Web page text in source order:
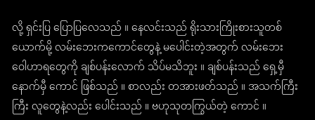
လို့ ရှင်းပြ ပြောပြလေသည် ။ နေလင်းသည် ရိုးသားကြိုးစားသူတစ်
ယောက်မို့ လမ်းဘေးကကောင်တွေနဲ့ မပေါင်းတဲ့အတွက် လမ်းဘေး
ဝေါဟာရတွေကို ချစ်ပန်းလောက် သိပ်မသိဘူး ။ ချစ်ပန်းသည် ရှေ့မှီ
နောက်မှီ ကောင် ဖြစ်သည် ။ စာလည်း တအားဖတ်သည် ။ အသက်ကြီး
ကြီး လူတွေနဲ့လည်း ပေါင်းသည် ။ ဗဟုသုတကြွယ်တဲ့ ကောင် ။